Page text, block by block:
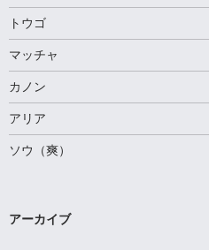
トウゴ
マッチャ
カノン
アリア
ソウ（爽）
アーカイブ